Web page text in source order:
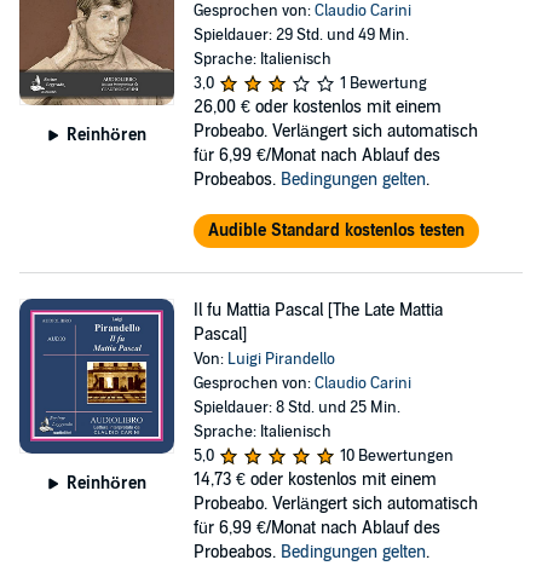
Reinhören
Gesprochen von:Claudio Carini
Spieldauer: 29 Std. und 49 Min.
Sprache: Italienisch
3,0
1 Bewertung
26,00 € oder kostenlos mit einem
Probeabo. Verlängert sich automatisch
für 6,99 €/Monat nach Ablauf des
Probeabos. Bedingungen gelten.
Audible Standard kostenlos testen
Reinhören
Il fu Mattia Pascal [The Late Mattia
Pascal]
Von: Luigi Pirandello
Gesprochen von:Claudio Carini
Spieldauer: 8 Std. und 25 Min.
Sprache: Italienisch
5,0
10 Bewertungen
14,73 € oder kostenlos mit einem
Probeabo. Verlängert sich automatisch
für 6,99 €/Monat nach Ablauf des
Probeabos. Bedingungen gelten.